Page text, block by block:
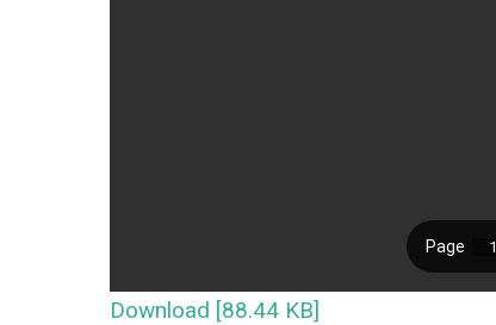
Download [88.44 KB]